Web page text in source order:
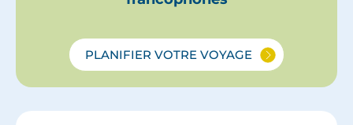
PLANIFIER VOTRE VOYAGE